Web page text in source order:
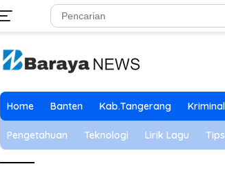
Home Banten Kab.Tangerang Kriminal
Pengetahuan Teknologi Lirik Lagu Tips